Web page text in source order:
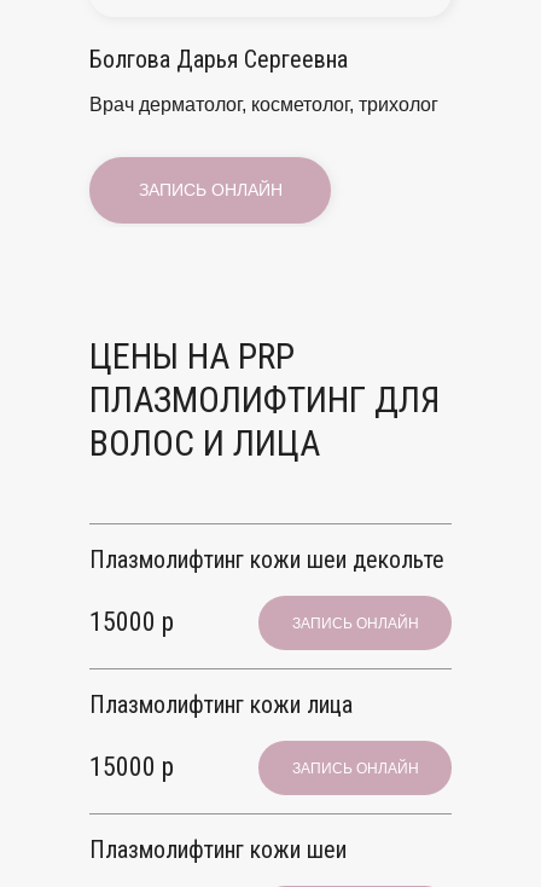
Врач дерматолог, косметолог, трихолог
Болгова Дарья Сергеевна
ЗАПИСЬ ОНЛАЙН
ЦЕНЫ НА PRP
ПЛАЗМОЛИФТИНГ ДЛЯ
ВОЛОС И ЛИЦА
Плазмолифтинг кожи шеи декольте
15000 р ЗАПИСЬ ОНЛАЙН
Плазмолифтинг кожи лица
15000 р ЗАПИСЬ ОНЛАЙН
Плазмолифтинг кожи шеи